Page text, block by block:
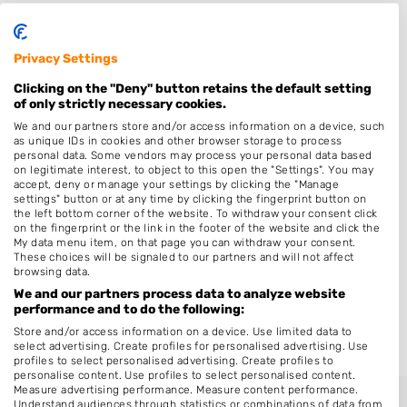
Hoog Soeren
Kootwijk
Wenum-Wiesel
Ermelo
Vierhouten
Stroe
Hulshorst
Nunspeet
Vaassen
Ugchelen
Privacy Settings
Clicking on the "Deny" button retains the default setting
of only strictly necessary cookies.
We and our partners store and/or access information on a device, such
as unique IDs in cookies and other browser storage to process
personal data. Some vendors may process your personal data based
on legitimate interest, to object to this open the "Settings". You may
accept, deny or manage your settings by clicking the "Manage
settings" button or at any time by clicking the fingerprint button on
the left bottom corner of the website. To withdraw your consent click
on the fingerprint or the link in the footer of the website and click the
My data menu item, on that page you can withdraw your consent.
These choices will be signaled to our partners and will not affect
browsing data.
We and our partners process data to analyze website
performance and to do the following:
Store and/or access information on a device. Use limited data to
select advertising. Create profiles for personalised advertising. Use
profiles to select personalised advertising. Create profiles to
personalise content. Use profiles to select personalised content.
Measure advertising performance. Measure content performance.
Understand audiences through statistics or combinations of data from